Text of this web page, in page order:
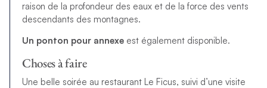
raison de la profondeur des eaux et de la force des vents
descendants des montagnes.
Un ponton pour annexeest également disponible.
Choses à faire
Une belle soirée au restaurant Le Ficus, suivi d’une visite